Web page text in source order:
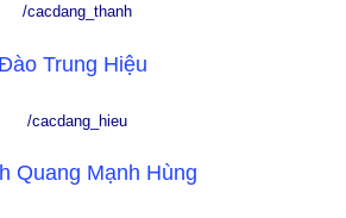
/cacdang_thanh
Trung Hiệu
/cacdang_hieu
Quang Mạnh Hùng